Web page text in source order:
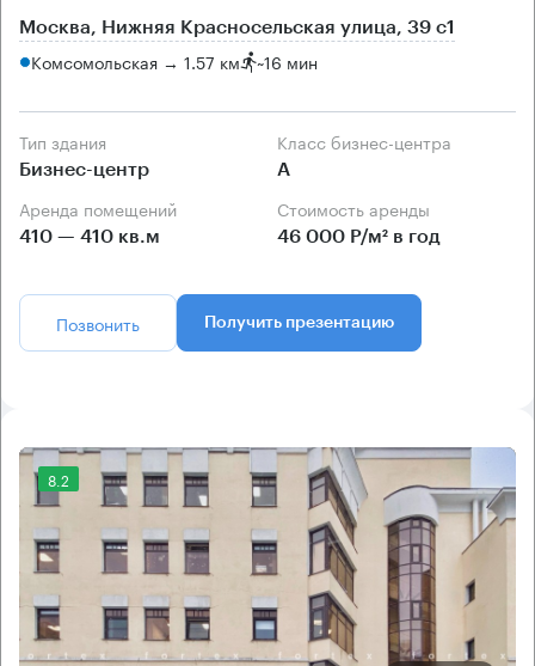
Москва, Нижняя Красносельская улица, 39 с1
Комсомольская → 1.57 км ~16 мин
Тип здания
Бизнес-центр
Класс бизнес-центра
А
Аренда помещений
410 — 410 кв.м
Стоимость аренды
46 000 Р/м² в год
Позвонить Получить презентацию
8.2